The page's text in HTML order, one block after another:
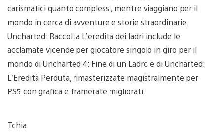
carismatici quanto complessi, mentre viaggiano per il
mondo in cerca di avventure e storie straordinarie.
Uncharted: Raccolta L’eredità dei ladri include le
acclamate vicende per giocatore singolo in giro per il
mondo di Uncharted 4: Fine di un Ladro e di Uncharted:
L’Eredità Perduta, rimasterizzate magistralmente per
PS5 con grafica e framerate migliorati.
Tchia